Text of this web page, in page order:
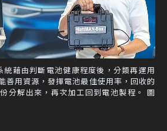
藉由判斷電池健康程度後，分類再運用
善用資源，發揮電池最佳使用率，回收的
分解出來，再次加工回到電池製程。 圖